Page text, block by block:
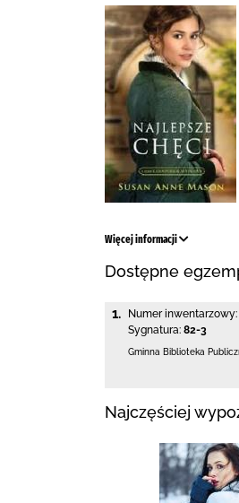
Więcej informacji
Dostępne
1. Numer inwentarzowy:
Sygnatura: 82-3
Gminna Biblioteka
Najczęściej